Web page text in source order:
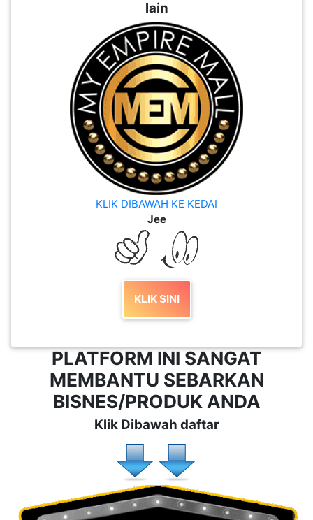
lain
KLIK DIBAWAH KE KEDAI
Jee
KLIK SINI
PLATFORM INI SANGAT
MEMBANTU SEBARKAN
BISNES/PRODUK ANDA
Klik Dibawah daftar